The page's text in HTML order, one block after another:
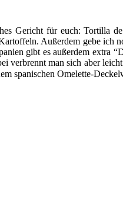
Gericht für euch: Tortilla
Außerdem gebe ich
gibt es außerdem extra
verbrennt man sich aber
spanischen Omelette-